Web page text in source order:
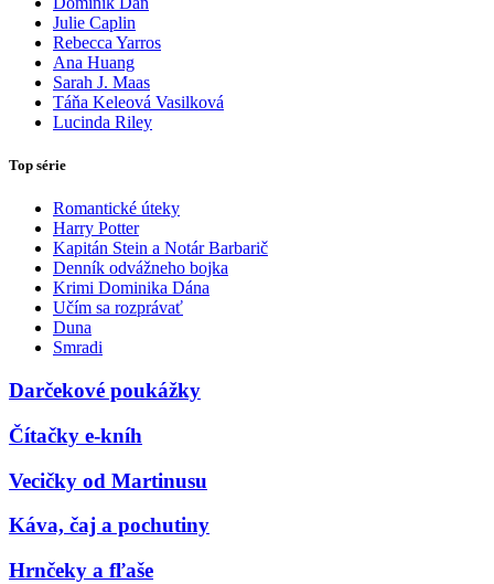
Julie Caplin
Rebecca Yarros
Ana Huang
Sarah J. Maas
Táňa Keleová Vasilková
Lucinda Riley
Top série
Romantické úteky
Harry Potter
Kapitán Stein a Notár Barbarič
Denník odvážneho bojka
Krimi Dominika Dána
Učím sa rozprávať
Duna
Smradi
Darčekové poukážky
Čítačky e-kníh
Vecičky od Martinusu
Káva, čaj a pochutiny
Hrnčeky a fľaše